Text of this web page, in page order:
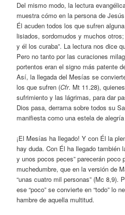
Del mismo modo, la lectura
muestra cómo en la persona de
Él acuden todos los que sufren
lisiados, sordomudos y muchos
y él los curaba”. La lectura nos dice
Pero no tanto por las curaciones
portentos eran el signo más patente
Así, la llegada del Mesías se
los que sufren (Cfr. Mt 11.28),
sufrimiento y las lágrimas, para dar
Dios pasa, derrama sobre todos su
manifiesta como una estela de
¡El Mesías ha llegado! Y con Él la
hay duda. Con Él ha llegado también
y unos pocos peces” parecerán poco
muchedumbre, que en la versión de
“unas cuatro mil personas” (Mc 8,9).
ese “poco” se convierte en “todo” lo
hambre de aquella multitud.